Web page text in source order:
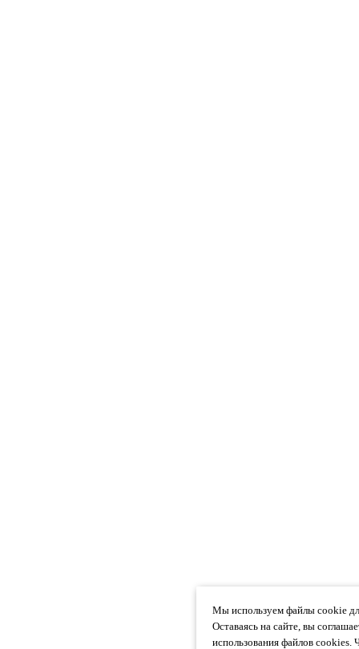
Мы используем файлы cookie
Оставаясь на сайте, вы
использования файлов cookies.